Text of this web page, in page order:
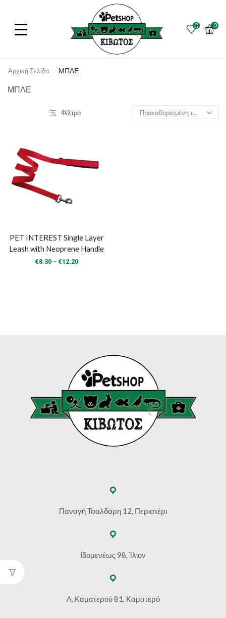
0 0
Αρχική Σελίδα ΜΠΛΕ
ΜΠΛΕ
Φίλτρα
PET INTEREST Single Layer
Leash with Neoprene Handle
€8.30 – €12.20Price
Παναγή Τσαλδάρη 12, Περιστέρι
Ιδομενέως 98, Ίλιον
Λ. Καματερού 81, Καματερό